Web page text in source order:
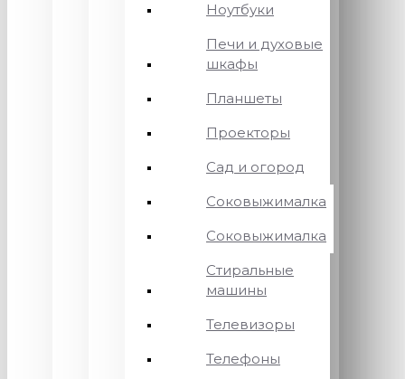
Ноутбуки
Печи и духовые
шкафы
Планшеты
Проекторы
Сад и огород
Соковыжималка
Соковыжималка
Стиральные
машины
Телевизоры
Телефоны